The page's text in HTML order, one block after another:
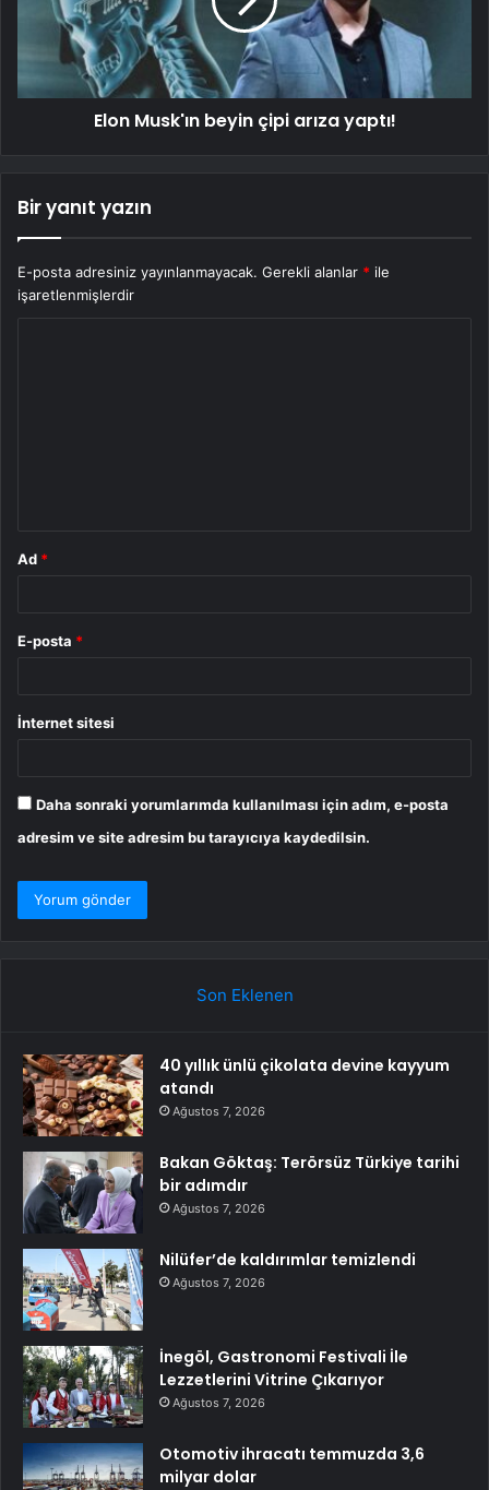
Elon Musk'ın beyin çipi arıza yaptı!
Bir yanıt yazın
E-posta adresiniz yayınlanmayacak. Gerekli alanlar * ile
işaretlenmişlerdir
Ad *
E-posta *
İnternet sitesi
Daha sonraki yorumlarımda kullanılması için adım, e-posta
adresim ve site adresim bu tarayıcıya kaydedilsin.
Son Eklenen
40 yıllık ünlü çikolata devine kayyum
atandı
Ağustos 7, 2026
Bakan Göktaş: Terörsüz Türkiye tarihi
bir adımdır
Ağustos 7, 2026
Nilüfer’de kaldırımlar temizlendi
Ağustos 7, 2026
İnegöl, Gastronomi Festivali İle
Lezzetlerini Vitrine Çıkarıyor
Ağustos 7, 2026
Otomotiv ihracatı temmuzda 3,6
milyar dolar